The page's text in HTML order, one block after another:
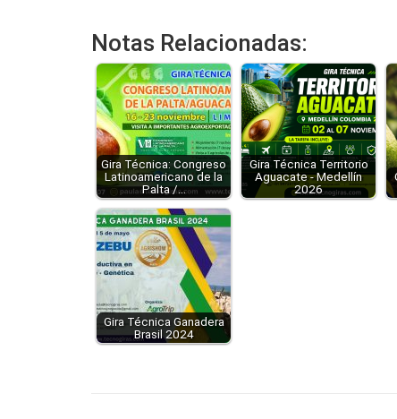
Notas Relacionadas:
Gira Técnica: Congreso
Latinoamericano de la
Palta /…
Gira Técnica Territorio
Aguacate - Medellín
2026
Gira Técnica Ganadera
Brasil 2024